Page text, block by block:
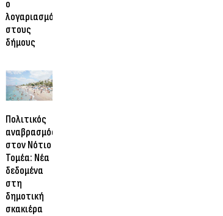
ο
λογαριασμός
στους
δήμους
Πολιτικός
αναβρασμός
στον Νότιο
Τομέα: Νέα
δεδομένα
στη
δημοτική
σκακιέρα